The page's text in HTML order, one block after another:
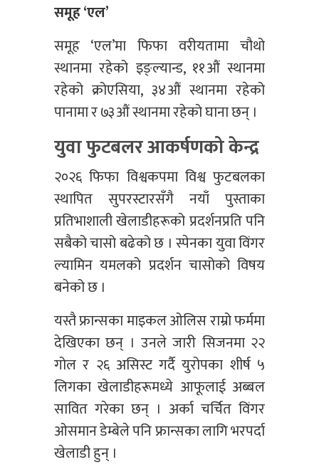
समूह ‘एल’
समूह ‘एल’मा फिफा वरीयतामा चौथो
स्थानमा रहेको इङ्ल्यान्ड, ११औं स्थानमा
रहेको क्रोएसिया, ३४औं स्थानमा रहेको
पानामा र ७३औं स्थानमा रहेको घाना छन् ।
युवा फुटबलर आकर्षणको केन्द्र
२०२६ फिफा विश्वकपमा विश्व फुटबलका
स्थापित सुपरस्टारसँगै नयाँ पुस्ताका
प्रतिभाशाली खेलाडीहरूको प्रदर्शनप्रति पनि
सबैको चासो बढेको छ । स्पेनका युवा विंगर
ल्यामिन यमलको प्रदर्शन चासोको विषय
बनेको छ ।
यस्तै फ्रान्सका माइकल ओलिस राम्रो फर्ममा
देखिएका छन् । उनले जारी सिजनमा २२
गोल र २६ असिस्ट गर्दै युरोपका शीर्ष ५
लिगका खेलाडीहरूमध्ये आफूलाई अब्बल
सावित गरेका छन् । अर्का चर्चित विंगर
ओसमान डेम्बेले पनि फ्रान्सका लागि भरपर्दा
खेलाडी हुन् ।